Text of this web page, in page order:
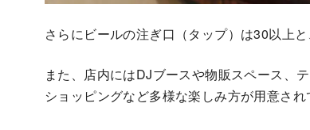
さらにビールの注ぎ口（タップ）は30以上
また、店内にはDJブースや物販スペース、
ショッピングなど多様な楽しみ方が用意され